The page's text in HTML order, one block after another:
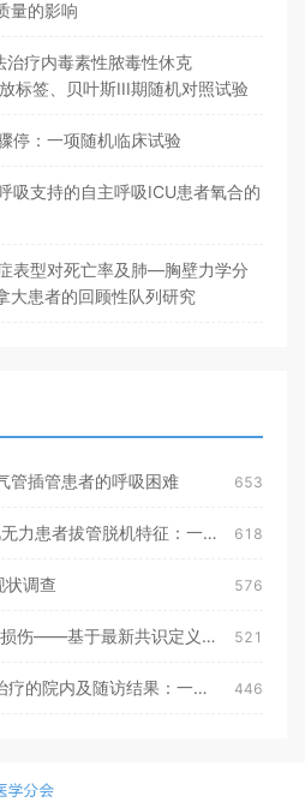
量的影响
治疗内毒素性脓毒性休克
标签、贝叶斯III期随机对照试验
停：一项随机临床试验
吸支持的自主呼吸ICU患者氧合的
表型对死亡率及肺—胸壁力学分
大患者的回顾性队列研究
管插管患者的呼吸困难 653
格林-巴利综合征或重症肌无力患者拔管脱机特征：一项法国多中心研究 618
状调查 576
icu中的脓毒症相关急性肾损伤——基于最新共识定义的流行病学报道 521
covid-19患者ecmo支持治疗的院内及随访结果：一项前瞻性、多中心观察性研究 446